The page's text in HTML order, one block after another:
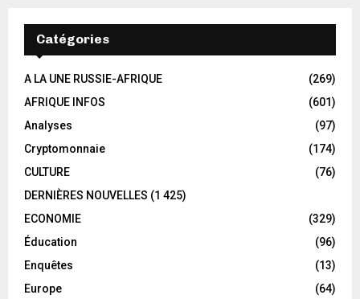
Catégories
A LA UNE RUSSIE-AFRIQUE
(269)
AFRIQUE INFOS
(601)
Analyses
(97)
Cryptomonnaie
(174)
CULTURE
(76)
DERNIÈRES NOUVELLES (1 425)
ECONOMIE
(329)
Éducation
(96)
Enquêtes
(13)
Europe
(64)